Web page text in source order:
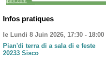
Infos pratiques
le Lundi 8 Juin 2026, 17:30 - 18:00
Pian'di terra di a sala di e feste
20233 Sisco